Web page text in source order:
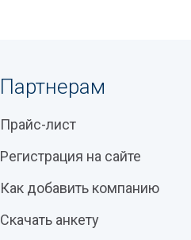
Партнерам
Прайс-лист
Регистрация на сайте
Как добавить компанию
Скачать анкету